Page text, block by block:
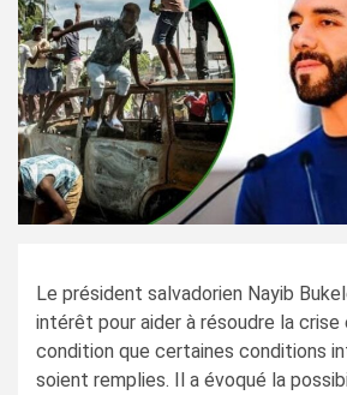
Le président salvadorien Nayib
intérêt pour aider à résoudre la crise
condition que certaines conditions
soient remplies. Il a évoqué la